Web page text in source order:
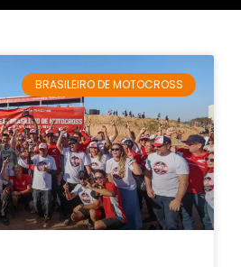
BRASILEIRO DE MOTOCROSS